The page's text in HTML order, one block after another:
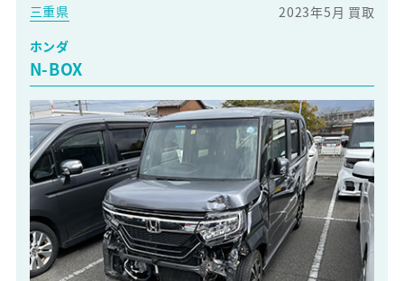
三重県
2023年5月 買取
ホンダ
N-BOX